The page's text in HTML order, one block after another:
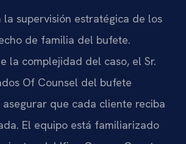
la supervisión estratégica de los
de familia del bufete.
la complejidad del caso, el Sr.
Of Counsel del bufete
que cada cliente reciba
El equipo está familiarizado